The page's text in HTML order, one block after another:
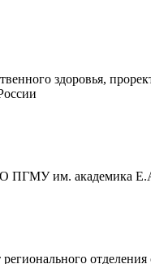
здоровья,
ПГМУ им. академика
отделения